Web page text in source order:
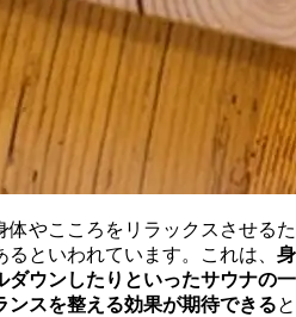
体やこころをリラックスさせるた
といわれています。これは、 身
ダウンしたりといったサウナの一
スを整える効果が期待できると